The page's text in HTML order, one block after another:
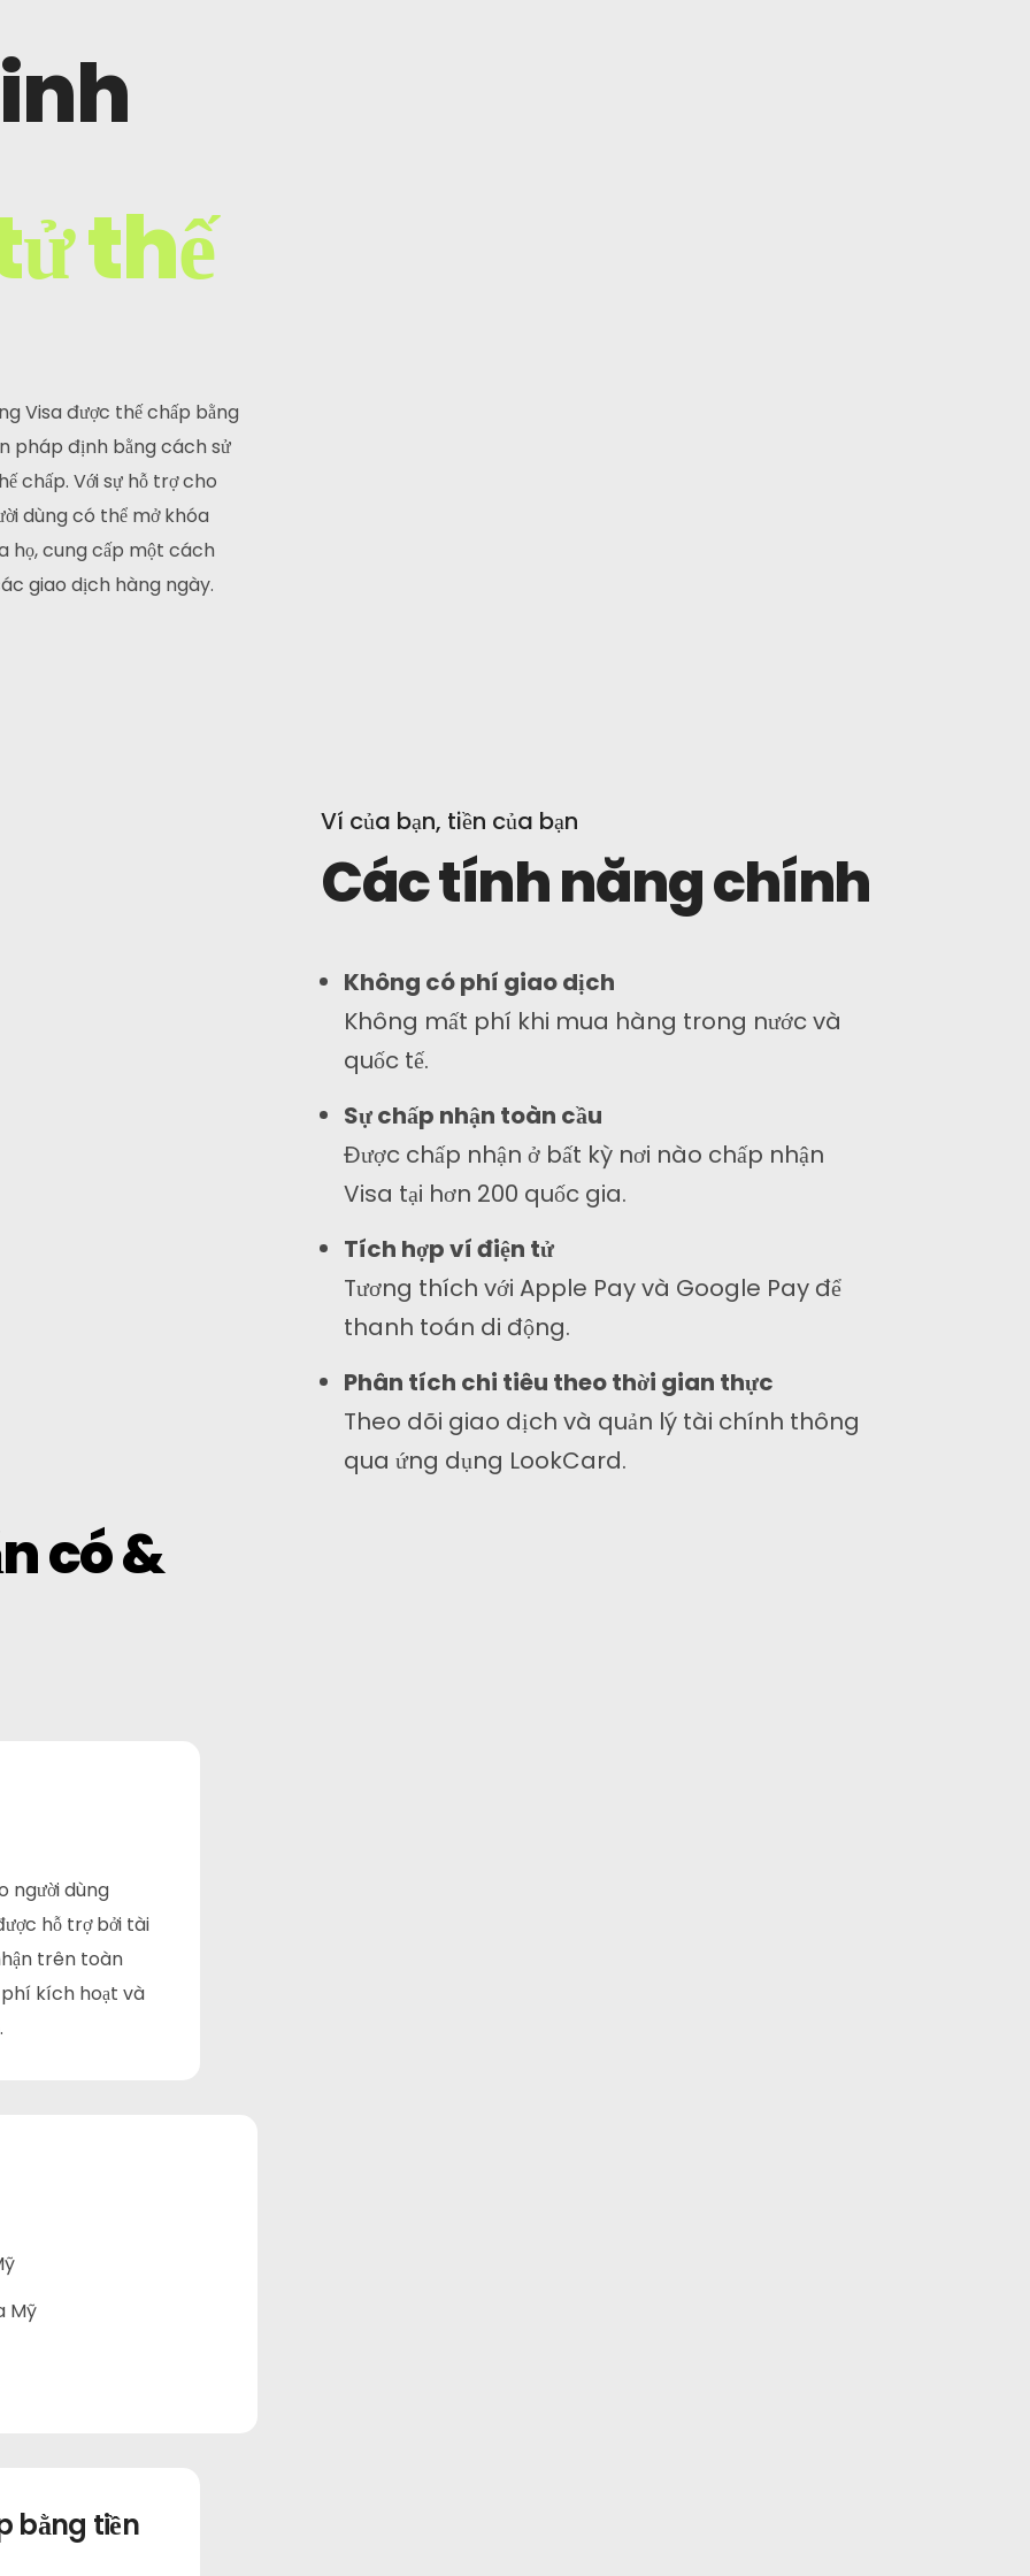
Liên kết: Malaysia
Đặt mua
Chuyên môn cũng như niềm đam mê thiết kế web
của chúng tôi giúp chúng tôi khác biệt so với các
Instagram
thế
Visa được thế chấp bằng
pháp định bằng cách sử
chấp. Với sự hỗ trợ cho
dùng có thể mở khóa
họ, cung cấp một cách
giao dịch hàng ngày.
Ví của bạn, tiền của bạn
Các tính năng chính
Không có phí giao dịch
Không mất phí khi mua hàng trong nước và
quốc tế.
Sự chấp nhận toàn cầu
Được chấp nhận ở bất kỳ nơi nào chấp nhận
Visa tại hơn 200 quốc gia.
Tích hợp ví điện tử
Tương thích với Apple Pay và Google Pay để
thanh toán di động.
Phân tích chi tiêu theo thời gian thực
Theo dõi giao dịch và quản lý tài chính thông
qua ứng dụng LookCard.
có &
người dùng
hỗ trợ bởi tài
trên toàn
kích hoạt và
Mỹ
bằng tiền